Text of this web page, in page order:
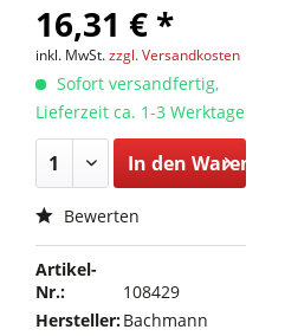
16,31 € *
inkl. MwSt.zzgl. Versandkosten
Sofort versandfertig,
Lieferzeit ca. 1-3 Werktage
In den Warenkorb
Bewerten
Artikel-
Nr.:
108429
Hersteller:Bachmann